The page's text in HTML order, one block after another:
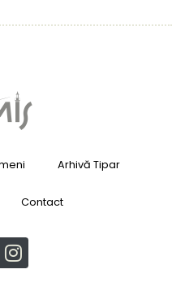
Arhivă Tipar
Contact